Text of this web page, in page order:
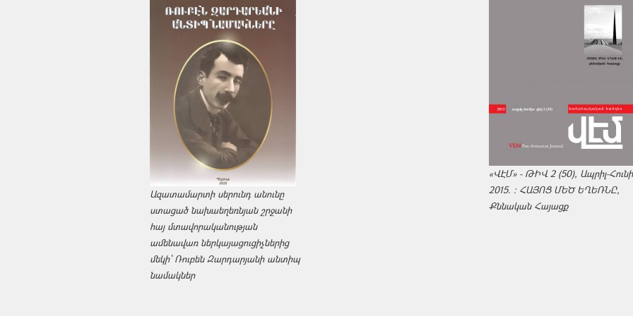
Ազատամարտի սերունդ անունը
ստացած նախաեղեռնյան շրջանի
հայ մտավորականության
ամենավառ ներկայացուցիչներից
մեկի՝ Ռուբեն Զարդարյանի անտիպ
նամակներ
«ՎԷՄ» - ԹԻՎ 2 (50), Ապրիլ-
2015. : ՀԱՅՈՑ ՄԵԾ ԵՂԵՌՆԸ,
Քննական Հայացք